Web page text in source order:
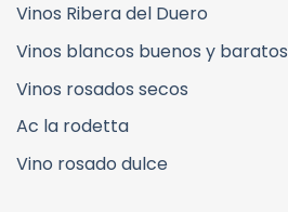
Vinos Ribera del Duero
Vinos blancos buenos y baratos
Vinos rosados secos
Ac la rodetta
Vino rosado dulce